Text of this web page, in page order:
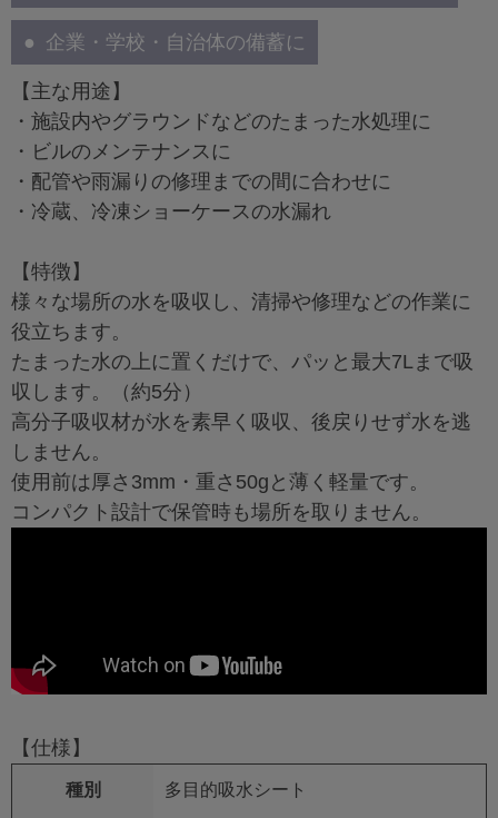
企業・学校・自治体の備蓄に
【主な用途】
・施設内やグラウンドなどのたまった水処理に
・ビルのメンテナンスに
・配管や雨漏りの修理までの間に合わせに
・冷蔵、冷凍ショーケースの水漏れ
【特徴】
様々な場所の水を吸収し、清掃や修理などの作業に
役立ちます。
たまった水の上に置くだけで、パッと最大7Lまで吸
収します。（約5分）
高分子吸収材が水を素早く吸収、後戻りせず水を逃
しません。
使用前は厚さ3mm・重さ50gと薄く軽量です。
コンパクト設計で保管時も場所を取りません。
【仕様】
種別 多目的吸水シート